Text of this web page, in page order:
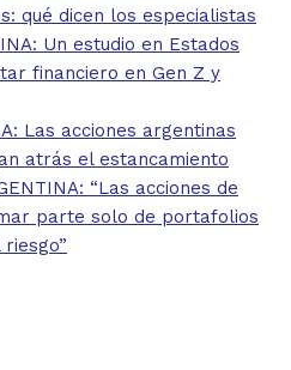
qué dicen los especialistas
Un estudio en Estados
financiero en Gen Z y
Las acciones argentinas
atrás el estancamiento
“Las acciones de
parte solo de portafolios